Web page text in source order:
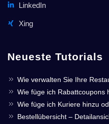
LinkedIn
Xing
Neueste Tutorials
Wie verwalten Sie Ihre
Wie füge ich Rabattcoupons
Wie füge ich Kuriere hinzu
Bestellübersicht –